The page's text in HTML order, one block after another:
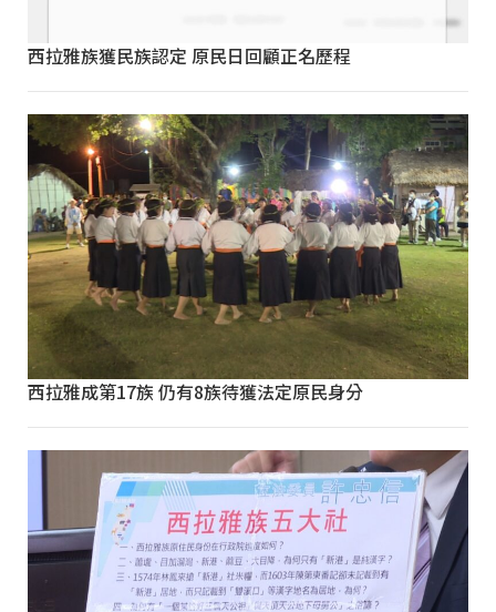
西拉雅族獲民族認定 原民日回顧正名歷程
西拉雅成第17族 仍有8族待獲法定原民身分